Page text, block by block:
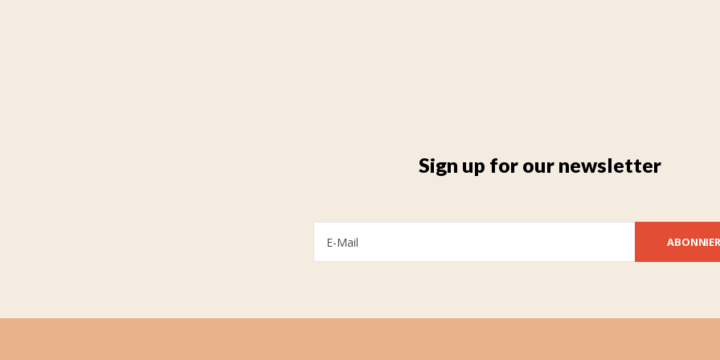
Sign up for our newsletter